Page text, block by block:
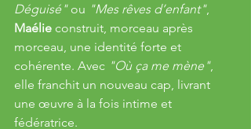
Déguisé" ou "Mes rêves d’enfant",
Maélie construit, morceau après
morceau, une identité forte et
cohérente. Avec "Où ça me mène",
elle franchit un nouveau cap, livrant
une œuvre à la fois intime et
fédératrice.